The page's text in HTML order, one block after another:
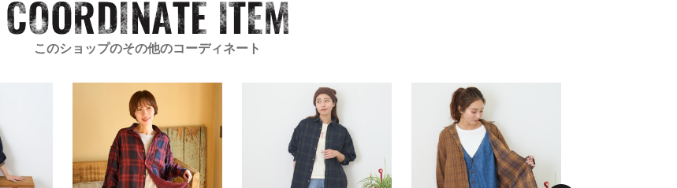
このショップのその他のコーディネート